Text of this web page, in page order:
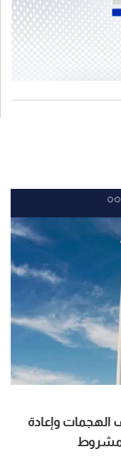
الهجمات وإعادة
مشروط